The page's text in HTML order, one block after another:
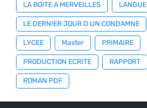
LA BOITE A MERVEILLES LANGUE
LE DERNIER JOUR D UN CONDAMNE
LYCEE Master PRIMAIRE
PRODUCTION ECRITE RAPPORT
ROMAN PDF